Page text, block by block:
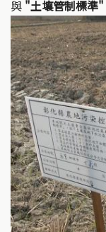
與 "土壤管制標準"